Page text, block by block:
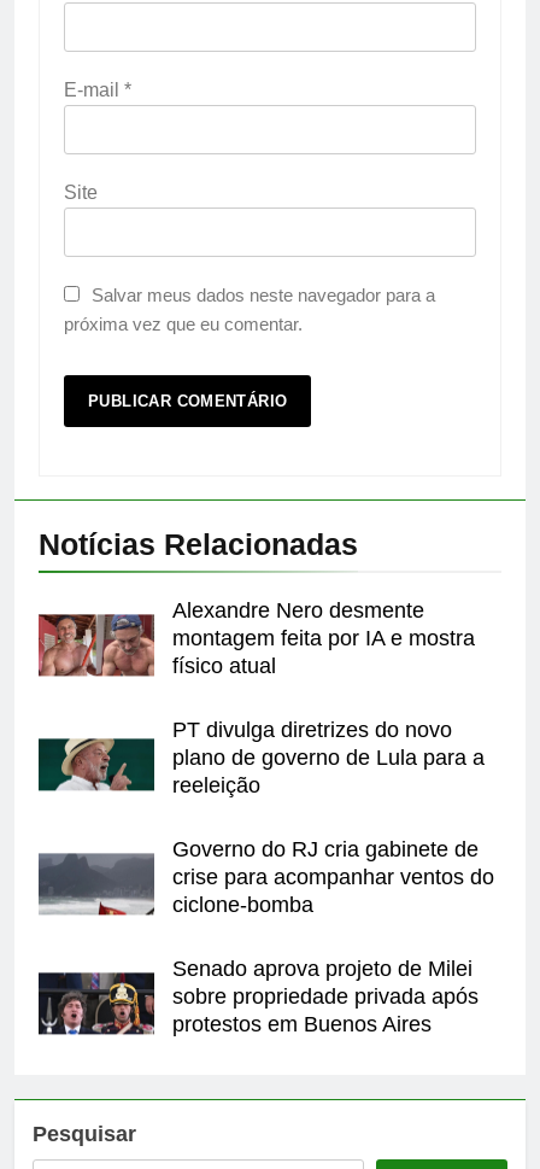
E-mail *
Site
Salvar meus dados neste navegador para a
próxima vez que eu comentar.
Notícias Relacionadas
Alexandre Nero desmente
montagem feita por IA e mostra
físico atual
PT divulga diretrizes do novo
plano de governo de Lula para a
reeleição
Governo do RJ cria gabinete de
crise para acompanhar ventos do
ciclone-bomba
Senado aprova projeto de Milei
sobre propriedade privada após
protestos em Buenos Aires
Pesquisar